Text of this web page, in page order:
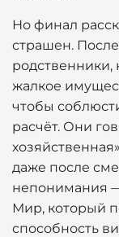
Но финал
страшен.
родственники,
жалкое
чтобы
расчёт. Они
даже после
непонимания —
Мир, который
способность